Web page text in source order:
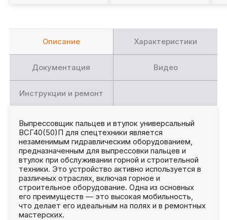
Описание Характеристики
Документация Видео
Инструкции и ремонт
Выпрессовщик пальцев и втулок универсальный
ВСГ40(50)П для спецтехники является
незаменимым гидравлическим оборудованием,
предназначенным для выпрессовки пальцев и
втулок при обслуживании горной и строительной
техники. Это устройство активно используется в
различных отраслях, включая горное и
строительное оборудование. Одна из основных
его преимуществ — это высокая мобильность,
что делает его идеальным на полях и в ремонтных
мастерских.